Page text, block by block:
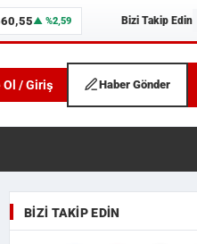
▲ %2,59 Bizi Takip Edin
Ol / Giriş Haber Gönder
ve
BIZI TAKIP EDIN